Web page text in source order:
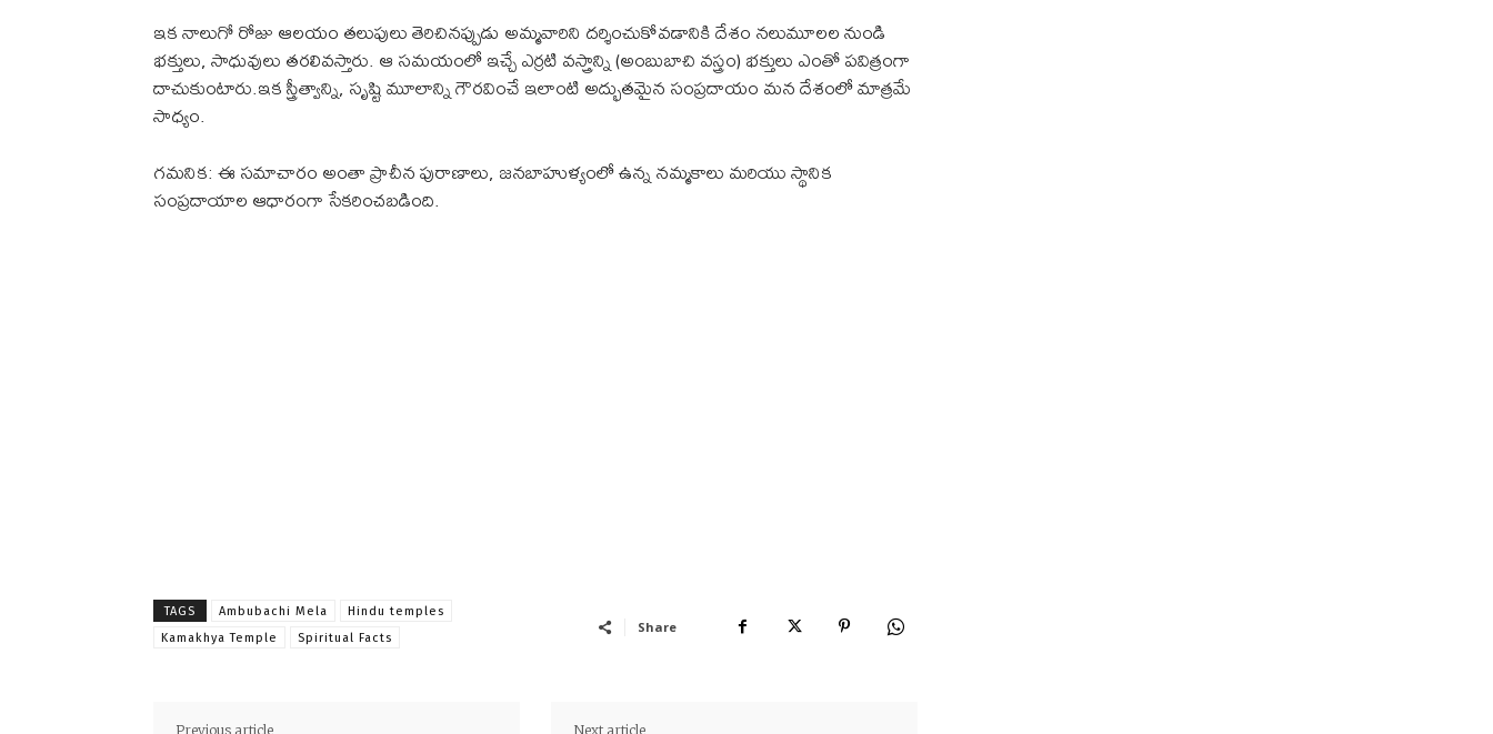
ఇక నాలుగో రోజు ఆలయం తలుపులు తెరిచినప్పుడు అమ్మవారిని దర్శించుకోవడానికి దేశం నలుమూలల నుండి
భక్తులు, సాధువులు తరలివస్తారు. ఆ సమయంలో ఇచ్చే ఎర్రటి వస్త్రాన్ని (అంబుబాచి వస్త్రం) భక్తులు ఎంతో పవిత్రంగా
దాచుకుంటారు.ఇక స్త్రీత్వాన్ని, సృష్టి మూలాన్ని గౌరవించే ఇలాంటి అద్భుతమైన సంప్రదాయం మన దేశంలో మాత్రమే
సాధ్యం.
గమనిక: ఈ సమాచారం అంతా ప్రాచీన పురాణాలు, జనబాహుళ్యంలో ఉన్న నమ్మకాలు మరియు స్థానిక
సంప్రదాయాల ఆధారంగా సేకరించబడింది.
TAGS Ambubachi Mela
Hindu temples
Kamakhya Temple
Spiritual Facts
Share
Previous article Next article